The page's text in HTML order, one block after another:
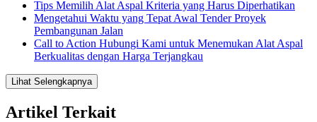
Tips Memilih Alat Aspal Kriteria yang Harus Diperhatikan
Mengetahui Waktu yang Tepat Awal Tender Proyek
Pembangunan Jalan
Call to Action Hubungi Kami untuk Menemukan Alat Aspal
Berkualitas dengan Harga Terjangkau
Lihat Selengkapnya
Artikel Terkait